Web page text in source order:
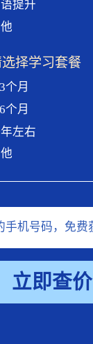
提升
择学习套餐
个月
个月
左右
立即查价